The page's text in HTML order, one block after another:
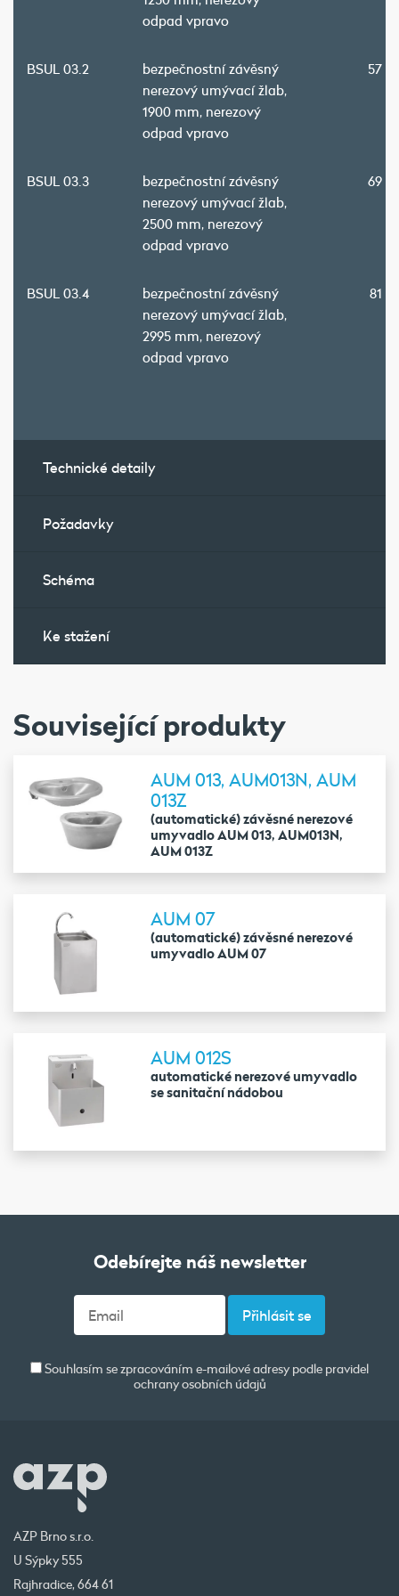
odpad vpravo
BSUL 03.2
bezpečnostní závěsný
nerezový umývací žlab,
1900 mm, nerezový
odpad vpravo
57
BSUL 03.3
bezpečnostní závěsný
nerezový umývací žlab,
2500 mm, nerezový
odpad vpravo
69
BSUL 03.4
bezpečnostní závěsný
nerezový umývací žlab,
2995 mm, nerezový
odpad vpravo
81
Technické detaily
Požadavky
Schéma
Ke stažení
Související produkty
AUM 013, AUM013N, AUM
013Z
(automatické) závěsné nerezové
umyvadlo AUM 013, AUM013N,
AUM 013Z
AUM 07
(automatické) závěsné nerezové
umyvadlo AUM 07
AUM 012S
automatické nerezové umyvadlo
se sanitační nádobou
Odebírejte náš newsletter
Souhlasím se zpracováním e-mailové adresy podle pravidel
ochrany osobních údajů
AZP Brno s.r.o.
U Sýpky 555
Rajhradice, 664 61